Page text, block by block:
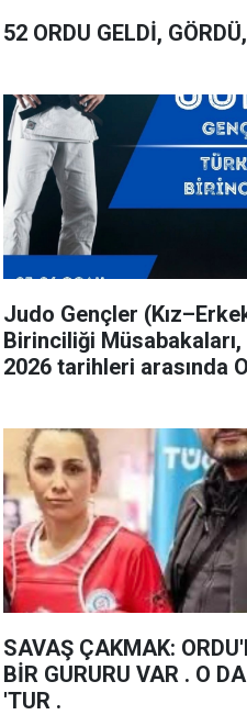
52 ORDU GELDİ,
Judo Gençler (Kız–Erkek) Türkiye
Birinciliği
2026 tarihleri arasında
SAVAŞ ÇAKMAK: ORDU'NUN TEK
BİR GURURU VAR . O
'TUR .